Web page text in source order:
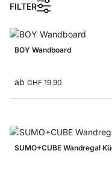
FILTER
BOY Wandboard
ab CHF 19.90
SUMO+CUBE Wandregal